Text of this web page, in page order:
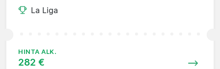
La Liga
HINTA ALK.
282 €